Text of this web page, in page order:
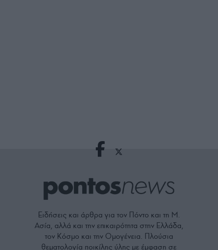
Ειδήσεις και άρθρα για τον Πόντο και τη Μ.
Ασία, αλλά και την επικαιρότητα στην Ελλάδα,
τον Κόσμο και την Ομογένεια. Πλούσια
θεματολογία ποικίλης ύλης με έμφαση σε